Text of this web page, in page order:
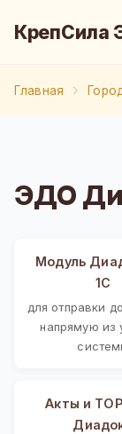
КрепСила
Главная
ЭДО
Модуль
1С
для отправки
напрямую из
Акты и